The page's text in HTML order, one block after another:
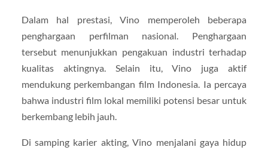
Dalam hal prestasi, Vino memperoleh beberapa
penghargaan perfilman nasional. Penghargaan
tersebut menunjukkan pengakuan industri terhadap
kualitas aktingnya. Selain itu, Vino juga aktif
mendukung perkembangan film Indonesia. Ia percaya
bahwa industri film lokal memiliki potensi besar untuk
berkembang lebih jauh.
Di samping karier akting, Vino menjalani gaya hidup